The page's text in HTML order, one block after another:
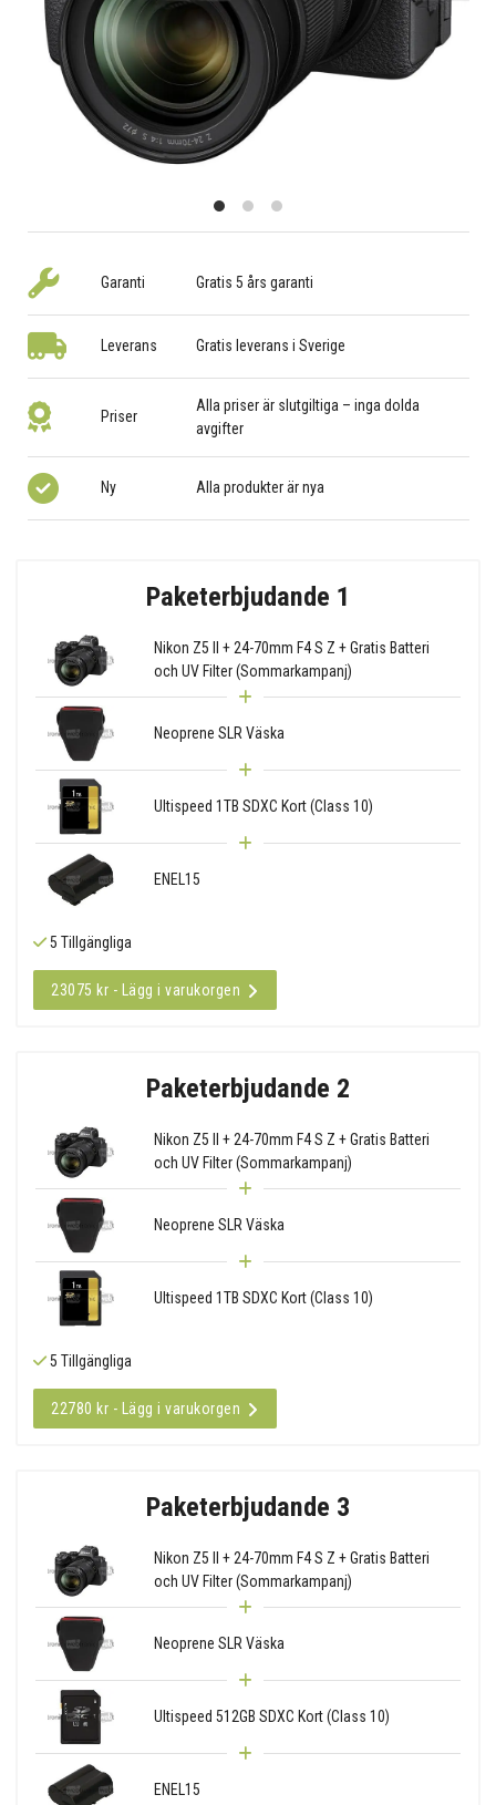
Garanti Gratis 5 års garanti
Leverans Gratis leverans i Sverige
Priser
Alla priser är slutgiltiga – inga dolda
avgifter
Ny Alla produkter är nya
Paketerbjudande 1
Nikon Z5 II + 24-70mm F4 S Z + Gratis Batteri
och UV Filter (Sommarkampanj)
Neoprene SLR Väska
Ultispeed 1TB SDXC Kort (Class 10)
ENEL15
5 Tillgängliga
23075 kr - Lägg i varukorgen
Paketerbjudande 2
Nikon Z5 II + 24-70mm F4 S Z + Gratis Batteri
och UV Filter (Sommarkampanj)
Neoprene SLR Väska
Ultispeed 1TB SDXC Kort (Class 10)
5 Tillgängliga
22780 kr - Lägg i varukorgen
Paketerbjudande 3
Nikon Z5 II + 24-70mm F4 S Z + Gratis Batteri
och UV Filter (Sommarkampanj)
Neoprene SLR Väska
Ultispeed 512GB SDXC Kort (Class 10)
ENEL15